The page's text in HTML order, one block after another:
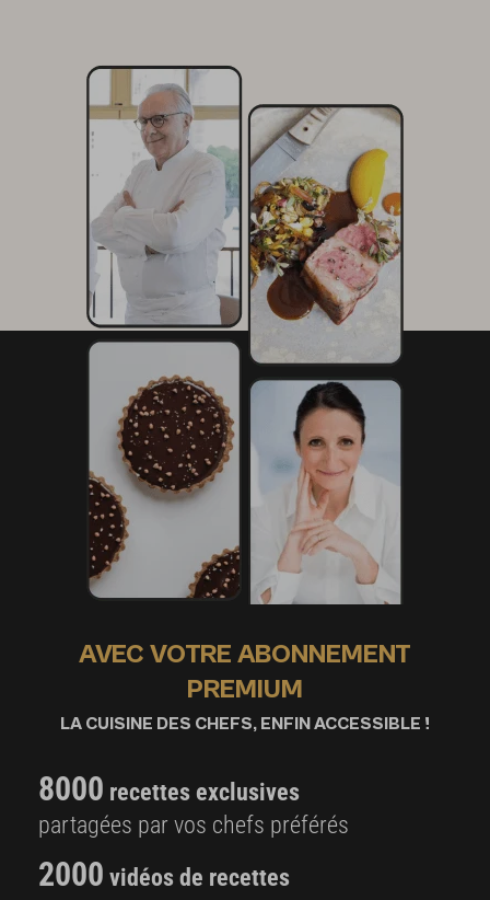
AVEC VOTRE ABONNEMENT
PREMIUM
LA CUISINE DES CHEFS, ENFIN ACCESSIBLE !
8000 recettes exclusives
partagées par vos chefs préférés
2000 vidéos de recettes